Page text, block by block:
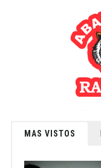
MAS VISTOS